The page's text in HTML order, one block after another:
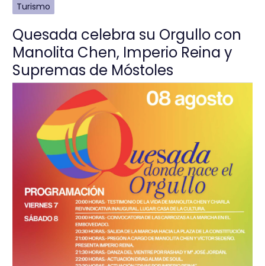
Turismo
Quesada celebra su Orgullo con
Manolita Chen, Imperio Reina y
Supremas de Móstoles